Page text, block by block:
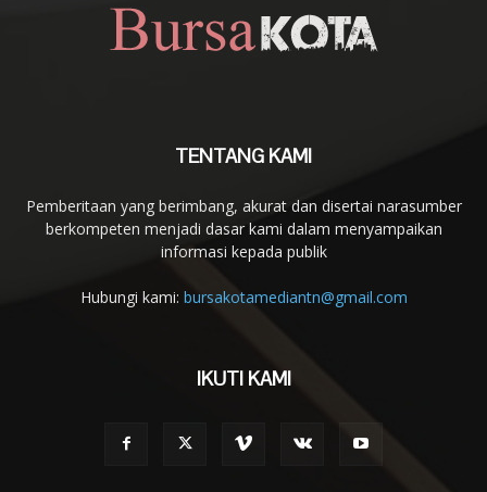
TENTANG KAMI
Pemberitaan yang berimbang, akurat dan disertai narasumber
berkompeten menjadi dasar kami dalam menyampaikan
informasi kepada publik
Hubungi kami: bursakotamediantn@gmail.com
IKUTI KAMI